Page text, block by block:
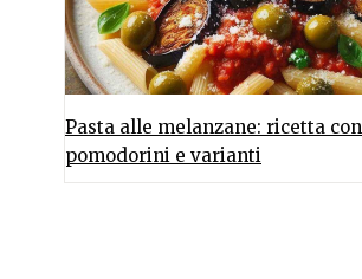
Pasta alle melanzane: ricetta con
pomodorini e varianti